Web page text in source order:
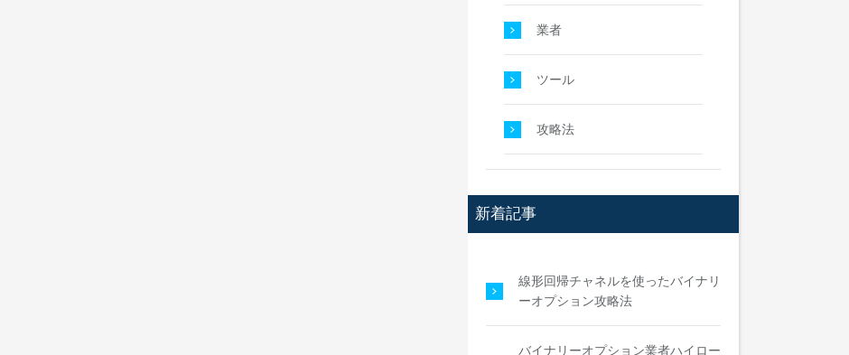
業者
ツール
攻略法
新着記事
線形回帰チャネルを使ったバイナリ
ーオプション攻略法
バイナリーオプション業者ハイロー